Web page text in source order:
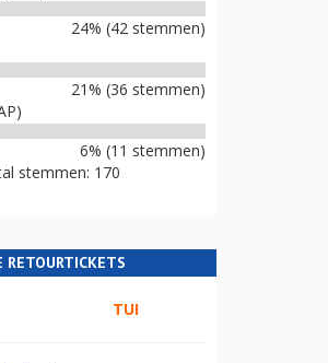
24% (42 stemmen)
21% (36 stemmen)
6% (11 stemmen)
stemmen: 170
RETOURTICKETS
TUI